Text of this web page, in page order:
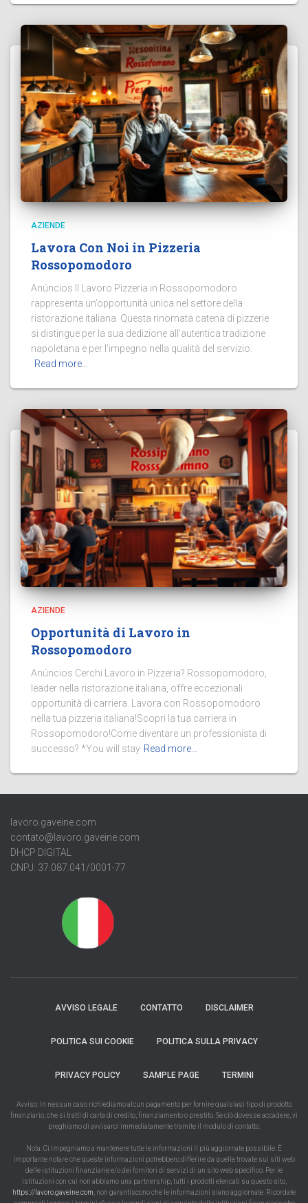
AZIENDE
Lavora Con Noi in Pizzeria
Rossopomodoro
Anúncios Il Lavoro Pizzeria in Rossopomodoro
rappresenta un’opportunità unica nel settore della
ristorazione italiana. Questa rinomata catena di pizzerie
si distingue per la sua dedizione all’autentica tradizione
napoletana e per l’impegno nella qualità del servizio.
Read more…
AZIENDE
Opportunità di Lavoro in
Rossopomodoro
Anúncios Cerchi Lavoro in Pizzeria? Rossopomodoro,
leader nella ristorazione italiana, offre eccezionali
opportunità di carriera. Lavora con Rossopomodoro
nella tua pizzeria italiana!Scopri la tua carriera in
Rossopomodoro!Come diventare un professionista di
successo? *You will stay Read more…
lavoro.gaveine.com
contato@lavoro.gaveine.com
DHCP DIGITAL
CNPJ: 37.087.041/0001-77
AVVISO LEGALE CONTATTO DISCLAIMER
POLITICA SUI COOKIE POLITICA SULLA PRIVACY
PRIVACY POLICY SAMPLE PAGE TERMINI
Avviso: In nessun caso richiediamo alcun pagamento per fornire qualsiasi tipo di prodotto
finanziario, che si tratti di carta di credito, finanziamento o prestito. Se ciò dovesse accadere, vi
preghiamo di avvisarci immediatamente tramite il modulo di contatto.
Nota: Ci impegniamo a mantenere tutte le informazioni il più aggiornate possibile. È
importante notare che queste informazioni potrebbero differire da quelle trovate sui siti web
delle istituzioni finanziarie e/o dei fornitori di servizi di un sito web specifico. Per le
istituzioni con cui non abbiamo una partnership, tutti i prodotti elencati su questo sito,
https://lavoro.gaveine.com , non garantiscono che le informazioni siano aggiornate. Ricordate